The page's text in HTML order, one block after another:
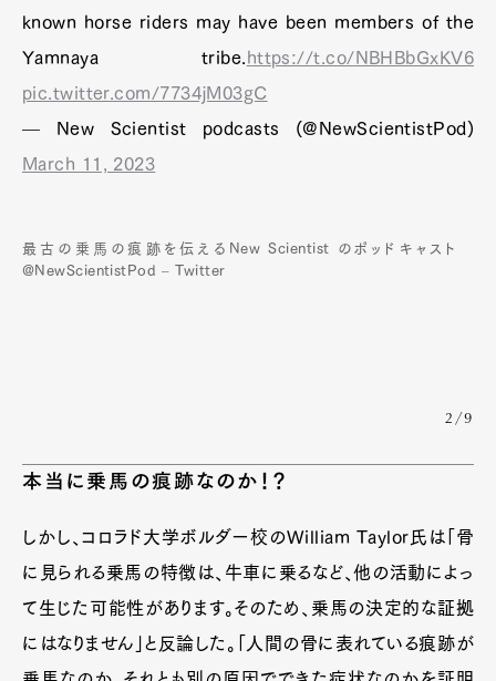
known horse riders may have been members of the
Yamnaya tribe. https://t.co/NBHBbGxKV6
pic.twitter.com/7734jM03gC
— New Scientist podcasts (@NewScientistPod)
March 11, 2023
最古の乗馬の痕跡を伝えるNew Scientist のポッドキャスト
@NewScientistPod – Twitter
2/9
本当に乗馬の痕跡なのか！？
しかし、コロラド大学ボルダー校のWilliam Taylor氏は「骨
に見られる乗馬の特徴は、牛車に乗るなど、他の活動によっ
て生じた可能性があります。そのため、乗馬の決定的な証拠
にはなりません」と反論した。「人間の骨に表れている痕跡が